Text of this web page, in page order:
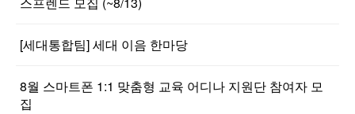
[세대통합팀] 세대 이음 한마당
8월 스마트폰 1:1 맞춤형 교육 어디나 지원단 참여자 모
집